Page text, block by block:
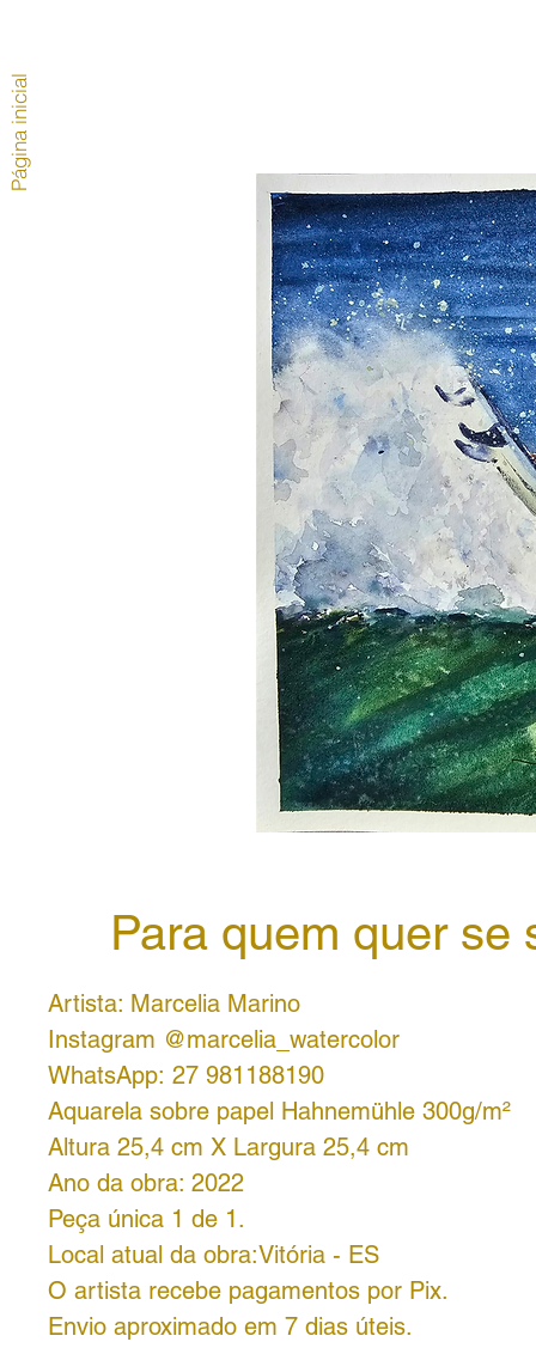
Para quem quer se
Artista: Marcelia Marino
Instagram @marcelia_watercolor
WhatsApp: 27 981188190
Aquarela sobre papel Hahnemühle 300g/m²
Altura 25,4 cm X Largura 25,4 cm
Ano da obra: 2022
Peça única 1 de 1.
Local atual da obra:Vitória - ES
O artista recebe pagamentos por Pix.
Envio aproximado em 7 dias úteis.
Página inicial